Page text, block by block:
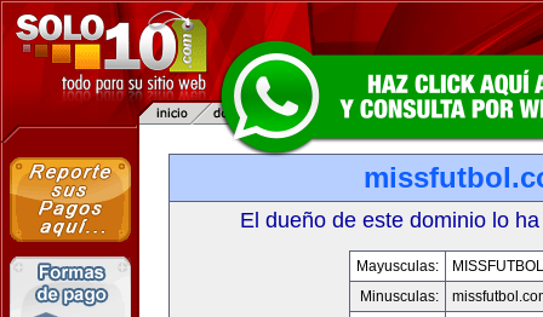
El dueño de este dominio lo
Mayusculas:
Minusculas: